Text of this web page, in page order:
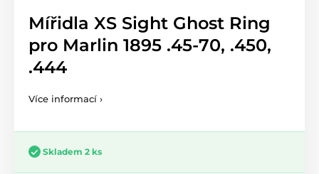
Mířidla XS Sight Ghost Ring
pro Marlin 1895 .45-70, .450,
.444
Více informací ›
Skladem 2 ks